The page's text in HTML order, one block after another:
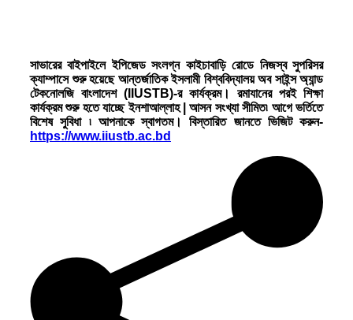
সাভারের বাইপাইলে ইপিজেড সংলগ্ন কাইচাবাড়ি রোডে নিজস্ব সুপরিসর
ক্যাম্পাসে শুরু হয়েছে আন্তর্জাতিক ইসলামী বিশ্ববিদ্যালয় অব সাইন্স অ্যান্ড
টেকনোলজি বাংলাদেশ (IIUSTB)-র কার্যক্রম। রমাযানের পরই শিক্ষা
কার্যক্রম শুরু হতে যাচ্ছে ইনশাআল্লাহ | আসন সংখ্যা সীমিত৷ আগে ভর্তিতে
বিশেষ সুবিধা ৷ আপনাকে স্বাগতম। বিস্তারিত জানতে ভিজিট করুন-
https://www.iiustb.ac.bd